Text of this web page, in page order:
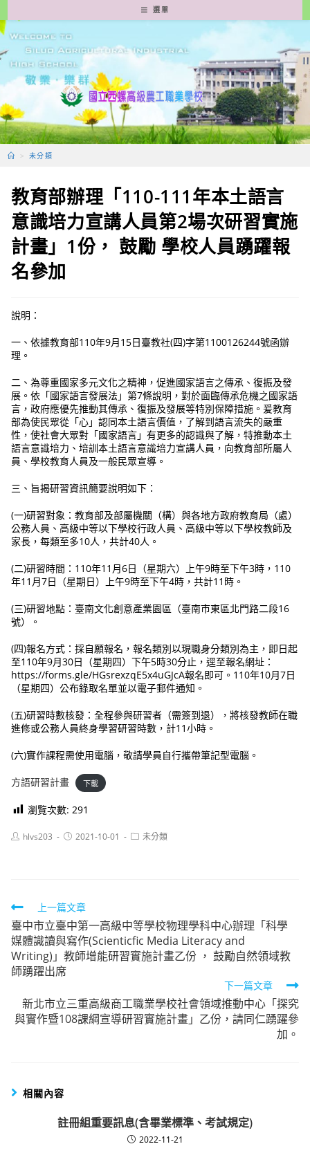
轉
至
要
容
選單
> 未分類
教育部辦理「110-111年本土語言
意識培力宣講人員第2場次研習實施
計畫」1份， 鼓勵 學校人員踴躍報
名參加
說明：
一、依據教育部110年9月15日臺教社(四)字第1100126244號函辦
理。
二、為尊重國家多元文化之精神，促進國家語言之傳承、復振及發
展。依「國家語言發展法」第7條說明，對於面臨傳承危機之國家語
言，政府應優先推動其傳承、復振及發展等特別保障措施。爰教育
部為使民眾從「心」認同本土語言價值，了解到語言流失的嚴重
性，使社會大眾對「國家語言」有更多的認識與了解，特推動本土
語言意識培力、培訓本土語言意識培力宣講人員，向教育部所屬人
員、學校教育人員及一般民眾宣導。
三、旨揭研習資訊簡要說明如下：
(一)研習對象：教育部及部屬機關（構）與各地方政府教育局（處）
公務人員、高級中等以下學校行政人員、高級中等以下學校教師及
家長，每類至多10人，共計40人。
(二)研習時間：110年11月6日（星期六）上午9時至下午3時，110
年11月7日（星期日）上午9時至下午4時，共計11時。
(三)研習地點：臺南文化創意產業園區（臺南市東區北門路二段16
號）。
(四)報名方式：採自願報名，報名類別以現職身分類別為主，即日起
至110年9月30日（星期四）下午5時30分止，逕至報名網址：
https://forms.gle/HGsrexzqE5x4uGJcA報名即可。110年10月7日
（星期四）公布錄取名單並以電子郵件通知。
(五)研習時數核發：全程參與研習者（需簽到退），將核發教師在職
進修或公務人員終身學習研習時數，計11小時。
(六)實作課程需使用電腦，敬請學員自行攜帶筆記型電腦。
方語研習計畫 下載
瀏覽次數: 291
Posthlvs203
Post2021-10-01
Post未分類
Read
more
articles
上一篇文章
臺中市立臺中第一高級中等學校物理學科中心辦理「科學
媒體識讀與寫作(Scienticfic Media Literacy and
Writing)」教師增能研習實施計畫乙份 ， 鼓勵自然領域教
師踴躍出席
下一篇文章
新北市立三重高級商工職業學校社會領域推動中心「探究
與實作暨108課綱宣導研習實施計畫」乙份，請同仁踴躍參
加。
相關內容
註冊組重要訊息(含畢業標準、考試規定)
2022-11-21